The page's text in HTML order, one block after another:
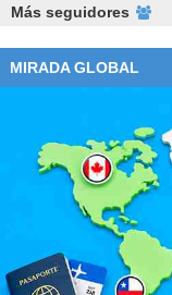
Más seguidores
MIRADA GLOBAL